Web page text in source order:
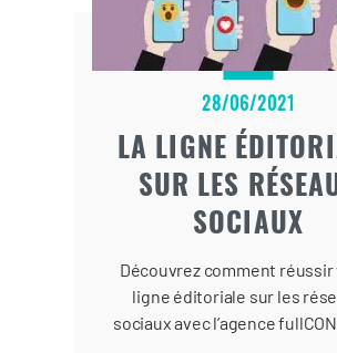
28/06/2021
LA LIGNE
SUR LES
SOCIAUX
Découvrez comment
ligne éditoriale sur les
sociaux avec l’agence